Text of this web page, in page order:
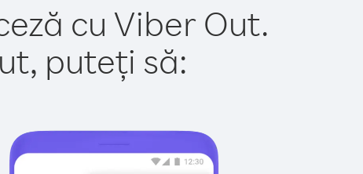
cu Viber Out.
puteți să: